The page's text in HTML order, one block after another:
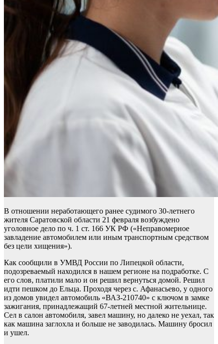
В отношении неработающего ранее судимого 30-летнего
жителя Саратовской области 21 февраля возбуждено
уголовное дело по ч. 1 ст. 166 УК РФ («Неправомерное
завладение автомобилем или иным транспортным средством
без цели хищения»).
Как сообщили в УМВД России по Липецкой области,
подозреваемый находился в нашем регионе на подработке. С
его слов, платили мало и он решил вернуться домой. Решил
идти пешком до Ельца. Проходя через с. Афанасьево, у одного
из домов увидел автомобиль «ВАЗ-210740» с ключом в замке
зажигания, принадлежащий 67-летней местной жительнице.
Сел в салон автомобиля, завел машину, но далеко не уехал, так
как машина заглохла и больше не заводилась. Машину бросил
и ушел.